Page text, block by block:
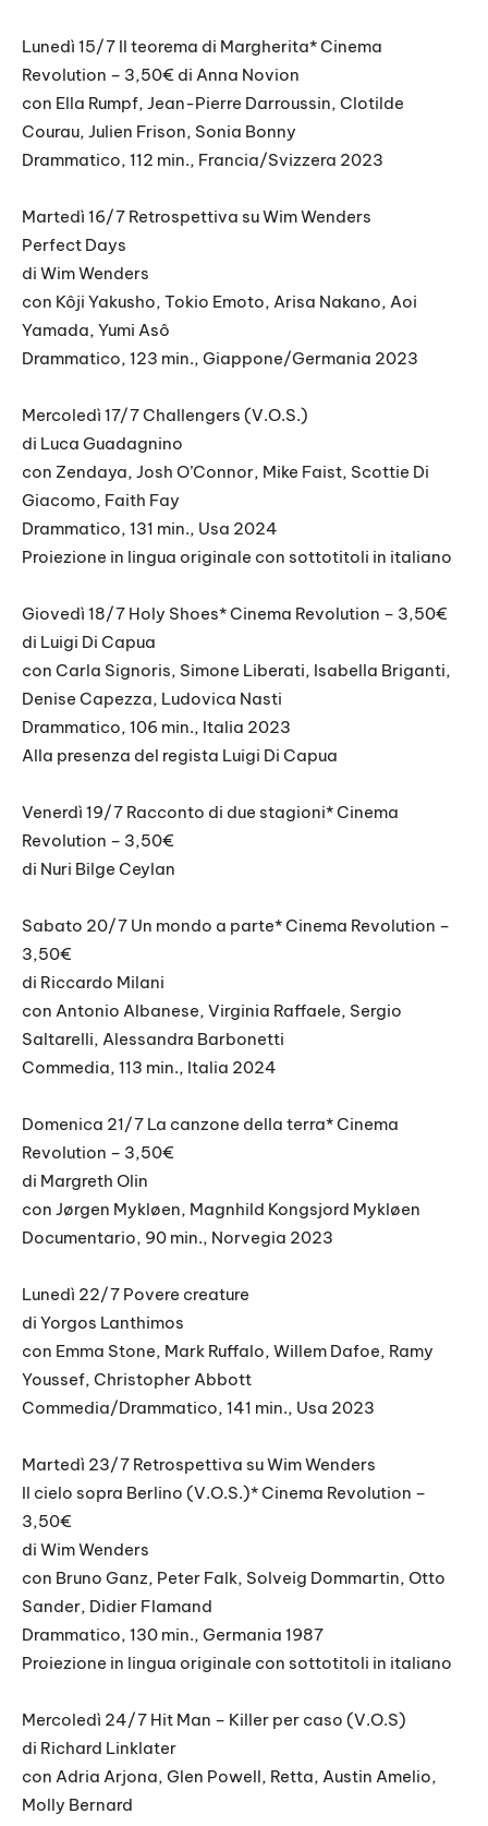
Lunedì 15/7 Il teorema di Margherita* Cinema
Revolution – 3,50€ di Anna Novion
con Ella Rumpf, Jean-Pierre Darroussin, Clotilde
Courau, Julien Frison, Sonia Bonny
Drammatico, 112 min., Francia/Svizzera 2023
Martedì 16/7 Retrospettiva su Wim Wenders
Perfect Days
di Wim Wenders
con Kôji Yakusho, Tokio Emoto, Arisa Nakano, Aoi
Yamada, Yumi Asô
Drammatico, 123 min., Giappone/Germania 2023
Mercoledì 17/7 Challengers (V.O.S.)
di Luca Guadagnino
con Zendaya, Josh O’Connor, Mike Faist, Scottie Di
Giacomo, Faith Fay
Drammatico, 131 min., Usa 2024
Proiezione in lingua originale con sottotitoli in italiano
Giovedì 18/7 Holy Shoes* Cinema Revolution – 3,50€
di Luigi Di Capua
con Carla Signoris, Simone Liberati, Isabella Briganti,
Denise Capezza, Ludovica Nasti
Drammatico, 106 min., Italia 2023
Alla presenza del regista Luigi Di Capua
Venerdì 19/7 Racconto di due stagioni* Cinema
Revolution – 3,50€
di Nuri Bilge Ceylan
Sabato 20/7 Un mondo a parte* Cinema Revolution –
3,50€
di Riccardo Milani
con Antonio Albanese, Virginia Raffaele, Sergio
Saltarelli, Alessandra Barbonetti
Commedia, 113 min., Italia 2024
Domenica 21/7 La canzone della terra* Cinema
Revolution – 3,50€
di Margreth Olin
con Jørgen Mykløen, Magnhild Kongsjord Mykløen
Documentario, 90 min., Norvegia 2023
Lunedì 22/7 Povere creature
di Yorgos Lanthimos
con Emma Stone, Mark Ruffalo, Willem Dafoe, Ramy
Youssef, Christopher Abbott
Commedia/Drammatico, 141 min., Usa 2023
Martedì 23/7 Retrospettiva su Wim Wenders
Il cielo sopra Berlino (V.O.S.)* Cinema Revolution –
3,50€
di Wim Wenders
con Bruno Ganz, Peter Falk, Solveig Dommartin, Otto
Sander, Didier Flamand
Drammatico, 130 min., Germania 1987
Proiezione in lingua originale con sottotitoli in italiano
Mercoledì 24/7 Hit Man – Killer per caso (V.O.S)
di Richard Linklater
con Adria Arjona, Glen Powell, Retta, Austin Amelio,
Molly Bernard